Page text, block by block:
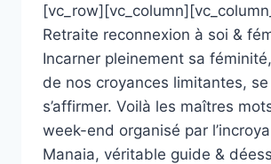
Retraite reconnexion à soi &
Incarner pleinement sa
de nos croyances limitantes,
s’affirmer. Voilà les maîtres
week-end organisé par
Manaia, véritable guide &